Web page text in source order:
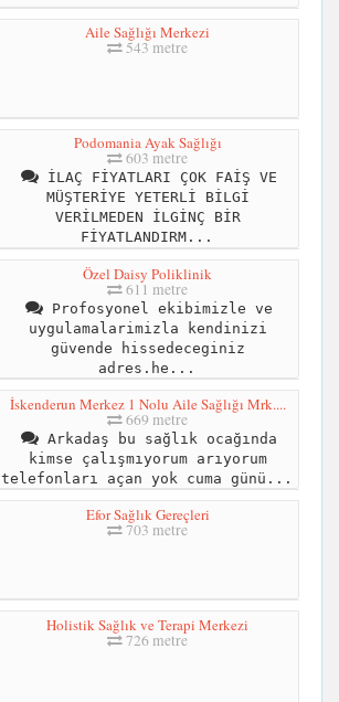
Aile Sağlığı Merkezi
543 metre
Podomania Ayak Sağlığı
603 metre
İLAÇ FİYATLARI ÇOK FAİŞ VE
MÜŞTERİYE YETERLİ BİLGİ
VERİLMEDEN İLGİNÇ BİR
FİYATLANDIRM...
Özel Daisy Poliklinik
611 metre
Profosyonel ekibimizle ve
uygulamalarimizla kendinizi
güvende hissedeceginiz
adres.he...
İskenderun Merkez 1 Nolu Aile Sağlığı Mrk....
669 metre
Arkadaş bu sağlık ocağında
kimse çalışmıyorum arıyorum
telefonları açan yok cuma günü...
Efor Sağlık Gereçleri
703 metre
Holistik Sağlık ve Terapi Merkezi
726 metre